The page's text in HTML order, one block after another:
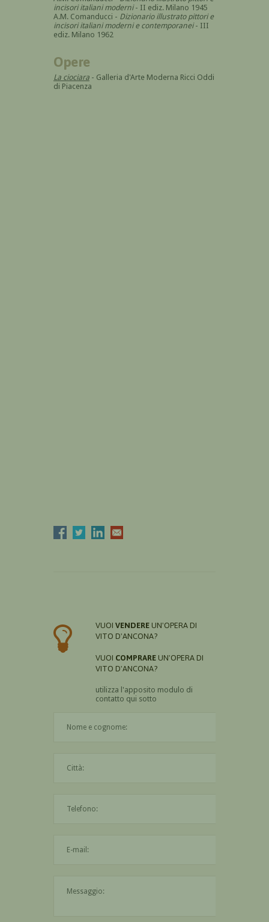
incisori italiani moderni- II ediz. Milano 1945
A.M. Comanducci - Dizionario illustrato pittori e
incisori italiani moderni e contemporanei- III
ediz. Milano 1962
Opere
La ciociara - Galleria d'Arte Moderna Ricci Oddi
di Piacenza
VUOI VENDERE UN'OPERA DI
VITO D'ANCONA?
VUOI COMPRARE UN'OPERA DI
VITO D'ANCONA?
utilizza l'apposito modulo di
contatto qui sotto